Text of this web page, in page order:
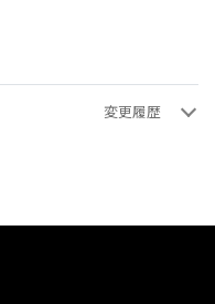
変更履歴